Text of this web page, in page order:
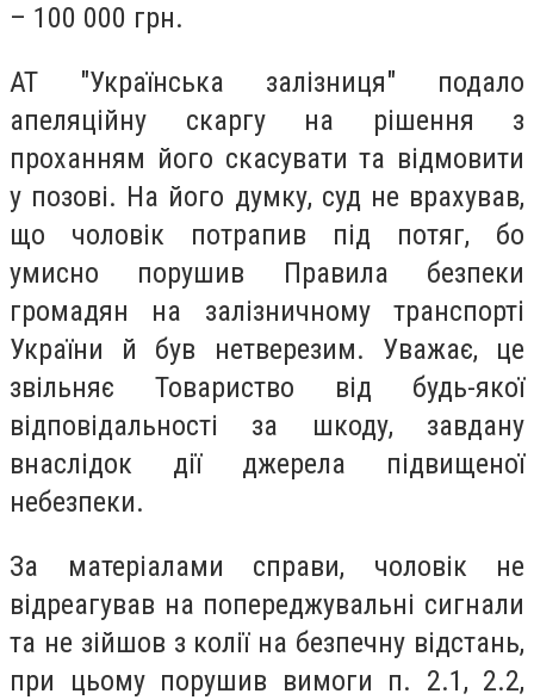
– 100 000 грн.
АТ "Українська залізниця" подало
апеляційну скаргу на рішення з
проханням його скасувати та відмовити
у позові. На його думку, суд не врахував,
що чоловік потрапив під потяг, бо
умисно порушив Правила безпеки
громадян на залізничному транспорті
України й був нетверезим. Уважає, це
звільняє Товариство від будь-якої
відповідальності за шкоду, завдану
внаслідок дії джерела підвищеної
небезпеки.
За матеріалами справи, чоловік не
відреагував на попереджувальні сигнали
та не зійшов з колії на безпечну відстань,
при цьому порушив вимоги п. 2.1, 2.2,